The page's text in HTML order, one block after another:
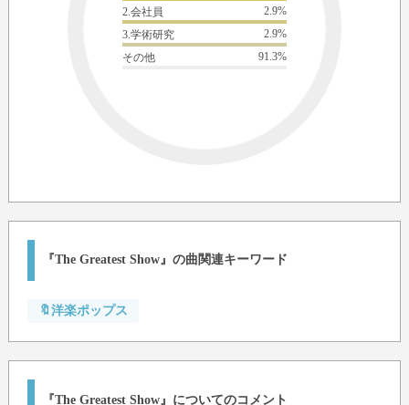
2.会社員
2.9%
3.学術研究
2.9%
その他
91.3%
『The Greatest Show』の曲関連キーワード
🔖洋楽ポップス
『The Greatest Show』についてのコメント